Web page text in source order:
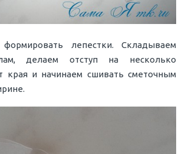
лепестки. Складываем
делаем отступ на несколько
края и начинаем сшивать сметочным